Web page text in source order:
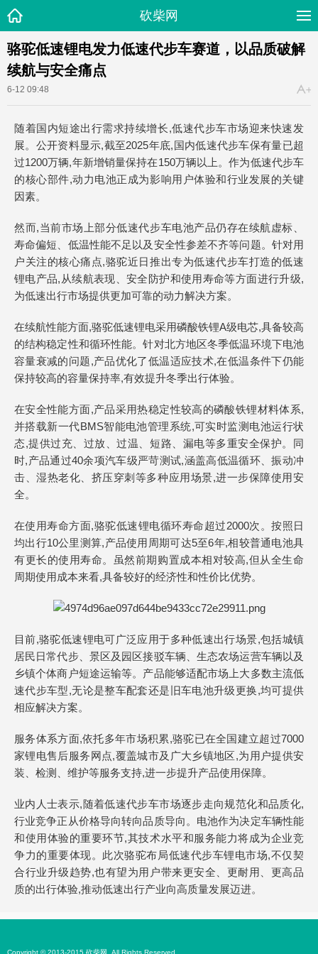
砍柴网
骆驼低速锂电发力低速代步车赛道，以品质破解
续航与安全痛点
6-12 09:48
随着国内短途出行需求持续增长,低速代步车市场迎来快速发
展。公开资料显示,截至2025年底,国内低速代步车保有量已超
过1200万辆,年新增销量保持在150万辆以上。作为低速代步车
的核心部件,动力电池正成为影响用户体验和行业发展的关键
因素。
然而,当前市场上部分低速代步车电池产品仍存在续航虚标、
寿命偏短、低温性能不足以及安全性参差不齐等问题。针对用
户关注的核心痛点,骆驼近日推出专为低速代步车打造的低速
锂电产品,从续航表现、安全防护和使用寿命等方面进行升级,
为低速出行市场提供更加可靠的动力解决方案。
在续航性能方面,骆驼低速锂电采用磷酸铁锂A级电芯,具备较高
的结构稳定性和循环性能。针对北方地区冬季低温环境下电池
容量衰减的问题,产品优化了低温适应技术,在低温条件下仍能
保持较高的容量保持率,有效提升冬季出行体验。
在安全性能方面,产品采用热稳定性较高的磷酸铁锂材料体系,
并搭载新一代BMS智能电池管理系统,可实时监测电池运行状
态,提供过充、过放、过温、短路、漏电等多重安全保护。同
时,产品通过40余项汽车级严苛测试,涵盖高低温循环、振动冲
击、湿热老化、挤压穿刺等多种应用场景,进一步保障使用安
全。
在使用寿命方面,骆驼低速锂电循环寿命超过2000次。按照日
均出行10公里测算,产品使用周期可达5至6年,相较普通电池具
有更长的使用寿命。虽然前期购置成本相对较高,但从全生命
周期使用成本来看,具备较好的经济性和性价比优势。
目前,骆驼低速锂电可广泛应用于多种低速出行场景,包括城镇
居民日常代步、景区及园区接驳车辆、生态农场运营车辆以及
乡镇个体商户短途运输等。产品能够适配市场上大多数主流低
速代步车型,无论是整车配套还是旧车电池升级更换,均可提供
相应解决方案。
服务体系方面,依托多年市场积累,骆驼已在全国建立超过7000
家锂电售后服务网点,覆盖城市及广大乡镇地区,为用户提供安
装、检测、维护等服务支持,进一步提升产品使用保障。
业内人士表示,随着低速代步车市场逐步走向规范化和品质化,
行业竞争正从价格导向转向品质导向。电池作为决定车辆性能
和使用体验的重要环节,其技术水平和服务能力将成为企业竞
争力的重要体现。此次骆驼布局低速代步车锂电市场,不仅契
合行业升级趋势,也有望为用户带来更安全、更耐用、更高品
质的出行体验,推动低速出行产业向高质量发展迈进。
Copyright © 2013-2015 砍柴网. All Rights Reserved